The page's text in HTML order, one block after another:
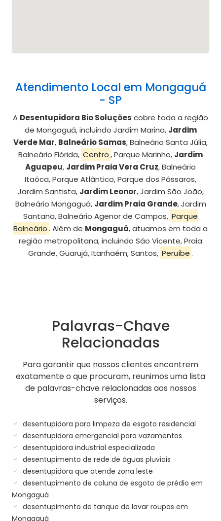
Atendimento Local em Mongaguá
- SP
A Desentupidora Bio Soluções cobre toda a região
de Mongaguá, incluindo Jardim Marina, Jardim
Verde Mar, Balneário Samas, Balneário Santa Júlia,
Balneário Flórida, Centro, Parque Marinho, Jardim
Aguapeu, Jardim Praia Vera Cruz, Balneário
Itaóca, Parque Atlântico, Parque dos Pássaros,
Jardim Santista, Jardim Leonor, Jardim São João,
Balneário Mongaguá, Jardim Praia Grande, Jardim
Santana, Balneário Agenor de Campos, Parque
Balneário. Além de Mongaguá, atuamos em toda a
região metropolitana, incluindo São Vicente, Praia
Grande, Guarujá, Itanhaém, Santos, Peruíbe.
Palavras-Chave
Relacionadas
Para garantir que nossos clientes encontrem
exatamente o que procuram, reunimos uma lista
de palavras-chave relacionadas aos nossos
serviços.
desentupidora para limpeza de esgoto residencial
desentupidora emergencial para vazamentos
desentupidora industrial especializada
desentupimento de rede de águas pluviais
desentupidora que atende zona leste
desentupimento de coluna de esgoto de prédio em
Mongaguá
desentupimento de tanque de lavar roupas em
Mongaguá